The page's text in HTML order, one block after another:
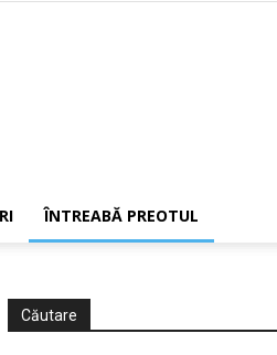
ÎNTREABĂ PREOTUL
Căutare